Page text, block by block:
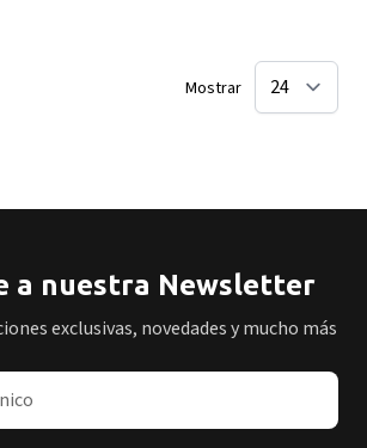
Mostrar
a nuestra Newsletter
exclusivas, novedades y mucho más
electrónico